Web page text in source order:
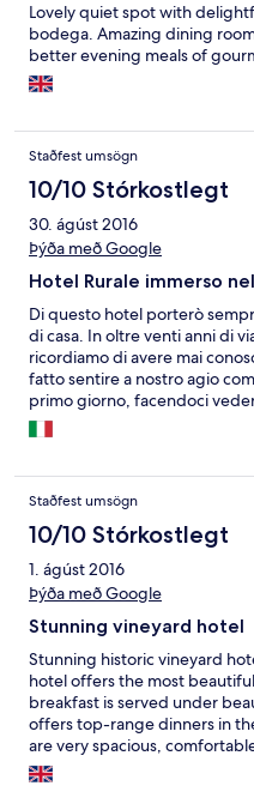
Lovely quiet spot with
bodega. Amazing dining
better evening meals of
Staðfest umsögn
10/10 Stórkostlegt
30. ágúst 2016
Þýða með Google
Hotel Rurale immerso
Di questo hotel porterò
di casa. In oltre venti anni di
ricordiamo di avere mai
fatto sentire a nostro agio
primo giorno, facendoci
dell'hotel e illustrandoci le
mattina ci portava
questo ci ha trasmesso delle
rendere il soggiorno unico.
Staðfest umsögn
10/10 Stórkostlegt
1. ágúst 2016
Þýða með Google
Stunning vineyard hotel
Stunning historic vineyard
hotel offers the most
breakfast is served under
offers top-range dinners in
are very spacious,